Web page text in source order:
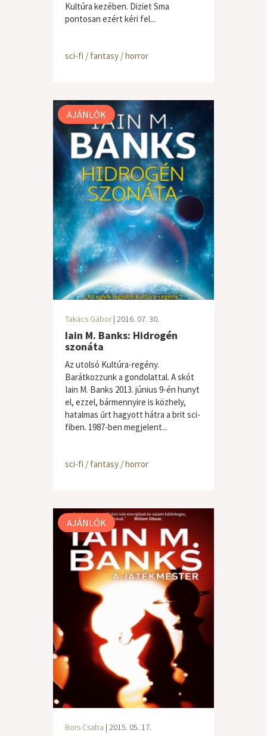
Kultúra kezében. Diziet Sma
pontosan ezért kéri fel...
sci-fi / fantasy / horror
AJÁNLÓK
Takács Gábor| 2016. 07. 30.
Iain M. Banks: Hidrogén
szonáta
Az utolsó Kultúra-regény.
Barátkozzunk a gondolattal. A skót
Iain M. Banks 2013. június 9-én hunyt
el, ezzel, bármennyire is közhely,
hatalmas űrt hagyott hátra a brit sci-
fiben. 1987-ben megjelent...
sci-fi / fantasy / horror
AJÁNLÓK
Bors Csaba | 2015. 05. 17.